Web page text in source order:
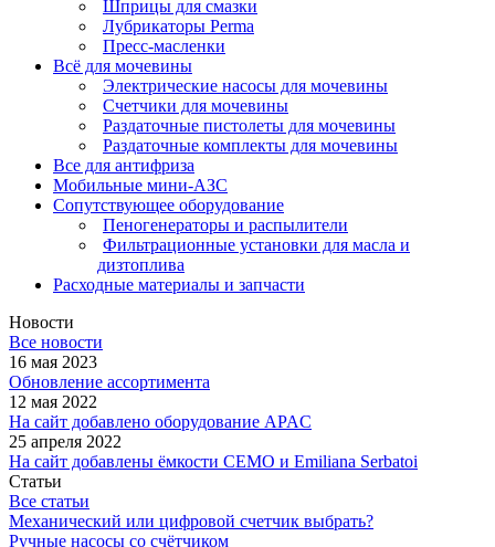
Шприцы для смазки
Лубрикаторы Perma
Пресс-масленки
Всё для мочевины
Электрические насосы для мочевины
Счетчики для мочевины
Раздаточные пистолеты для мочевины
Раздаточные комплекты для мочевины
Все для антифриза
Мобильные мини-АЗС
Сопутствующее оборудование
Пеногенераторы и распылители
Фильтрационные установки для масла и
дизтоплива
Расходные материалы и запчасти
Новости
Все новости
16 мая 2023
Обновление ассортимента
12 мая 2022
На сайт добавлено оборудование APAC
25 апреля 2022
На сайт добавлены ёмкости CEMO и Emiliana Serbatoi
Статьи
Все статьи
Механический или цифровой счетчик выбрать?
Ручные насосы со счётчиком